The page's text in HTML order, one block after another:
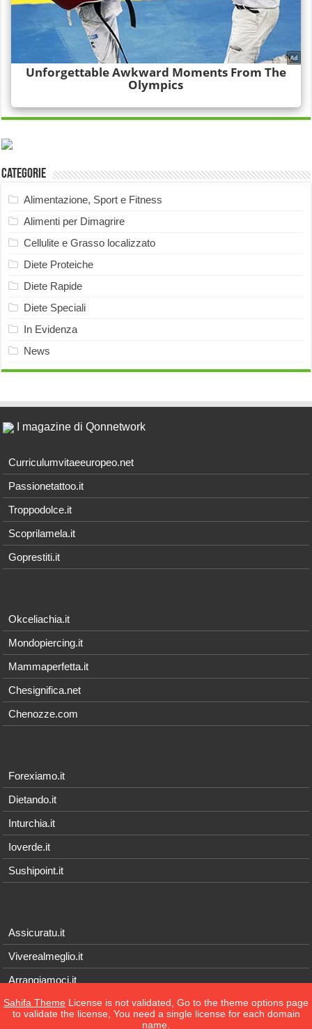
Categorie
Alimentazione, Sport e Fitness
Alimenti per Dimagrire
Cellulite e Grasso localizzato
Diete Proteiche
Diete Rapide
Diete Speciali
In Evidenza
News
I magazine di Qonnetwork
Curriculumvitaeeuropeo.net
Passionetattoo.it
Troppodolce.it
Scoprilamela.it
Goprestiti.it
Okceliachia.it
Mondopiercing.it
Mammaperfetta.it
Chesignifica.net
Chenozze.com
Forexiamo.it
Dietando.it
Inturchia.it
Ioverde.it
Sushipoint.it
Assicuratu.it
Viverealmeglio.it
Arrangiamoci.it
Tecnichef.it
Sahifa Theme License is not validated, Go to the theme options page
to validate the license, You need a single license for each domain
name.